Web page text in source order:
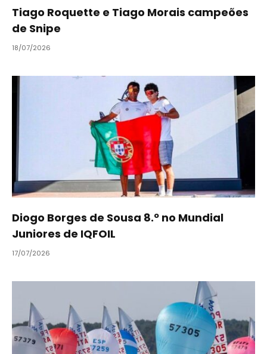
Tiago Roquette e Tiago Morais campeões
de Snipe
18/07/2026
Diogo Borges de Sousa 8.º no Mundial
Juniores de IQFOIL
17/07/2026